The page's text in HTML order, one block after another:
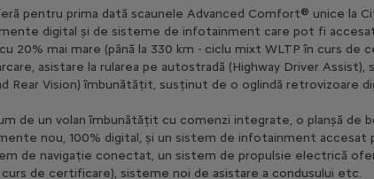
pentru prima dată scaunele Advanced Comfort® unice la
digital și de sisteme de infotainment care pot fi
20% mai mare (până la 330 km - ciclu mixt WLTP în curs de
asistare la rularea pe autostradă (Highway Driver Assist),
Rear Vision) îmbunătățit, susținut de o oglindă retrovizoare
de un volan îmbunătățit cu comenzi integrate, o planșă de
nou, 100% digital, și un sistem de infotainment accesat
de navigație conectat, un sistem de propulsie electrică
curs de certificare), sisteme noi de asistare a condusului etc.